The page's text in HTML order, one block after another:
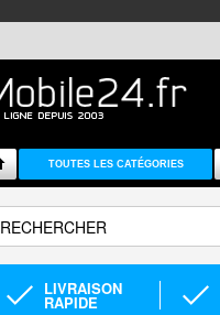
TOUTES LES CATÉGORIES
LIVRAISON
RAPIDE